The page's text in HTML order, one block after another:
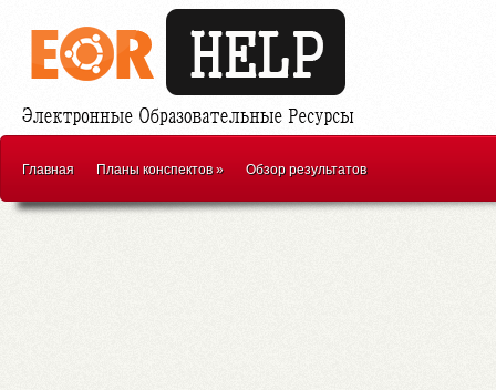
Главная Планы конспектов» Обзор результатов